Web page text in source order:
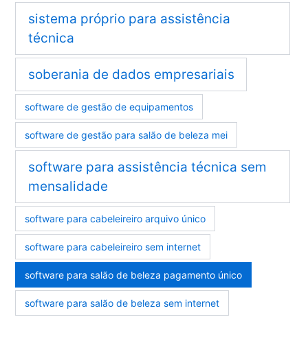
sistema próprio para assistência
técnica
soberania de dados empresariais
software de gestão de equipamentos
software de gestão para salão de beleza mei
software para assistência técnica sem
mensalidade
software para cabeleireiro arquivo único
software para cabeleireiro sem internet
software para salão de beleza pagamento único
software para salão de beleza sem internet